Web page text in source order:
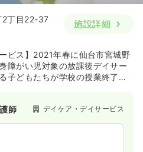
2丁目22-37
施設詳細
ビス】2021年春に仙台市宮城野
障がい児対象の放課後デイサー
子どもたちが学校の授業終了後
師 デイケア・デイサービス